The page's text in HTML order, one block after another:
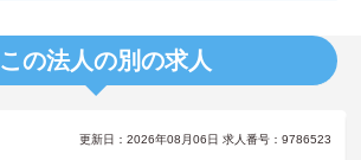
この法人の別の求人
更新日：2026年08月06日 求人番号：9786523